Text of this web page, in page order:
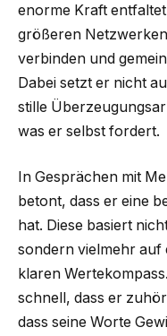
enorme Kraft
größeren
verbinden und
Dabei setzt er nicht
stille
was er selbst fordert.
In Gesprächen mit
betont, dass er eine
hat. Diese basiert
sondern vielmehr auf
klaren
schnell, dass er
dass seine Worte